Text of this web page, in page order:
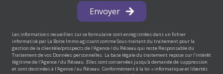
Envoyer
Les informations recueillies sur ce formulaire sont enregistrées dans un fichier
informatisé par La Boite Immo agissant comme Sous-traitant du traitement pour la
gestion de la clientèle/prospects de l'Agence / du Réseau qui reste Responsable du
Traitement de vos Données personnelles. La base légale du traitement repose sur l'intérêt
légitime de l'Agence / du Réseau. Elles sont conservées jusqu'à demande de suppression
et sont destinées à l'Agence / au Réseau. Conformément à la loi « informatique et libertés